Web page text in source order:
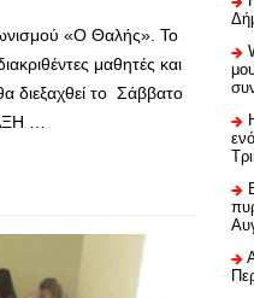
«Ο Θαλής». Το
μαθητές και
διεξαχθεί το Σάββατο
…